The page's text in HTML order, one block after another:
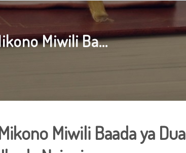
Miwili Ba...
Miwili Baada ya Dua